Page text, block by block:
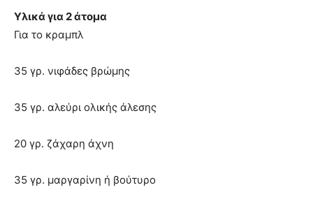
Υλικά για 2 άτομα
Για το κραμπλ
35 γρ. νιφάδες βρώμης
35 γρ. αλεύρι ολικής άλεσης
20 γρ. ζάχαρη άχνη
35 γρ. μαργαρίνη ή βούτυρο